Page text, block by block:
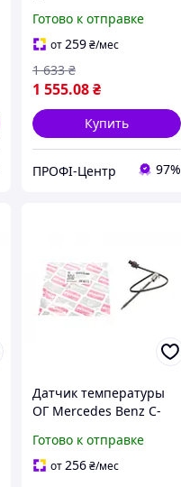
W164,Sprinter 06-,Vito
03-
Готово к отправке
от259 ₴/мес
1 555.08 ₴
1 633 ₴
Купить
ПРОФІ-Центр 97%
Датчик температуры
ОГ Mercedes Benz C-
W211 S-class W220 3.0D
4.0D Smart Fortwo05-
Готово к отправке
от256 ₴/мес